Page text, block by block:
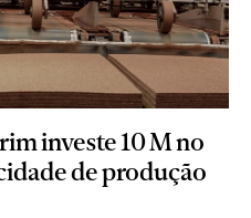
investe 10 M no
de produção